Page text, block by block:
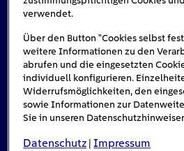
verwendet.
Über den Button "Cookies selbst
weitere Informationen zu den
abrufen und die eingesetzten
individuell konfigurieren.
Widerrufsmöglichkeiten, den
sowie Informationen zur
Sie in unseren
Datenschutz |Impressum